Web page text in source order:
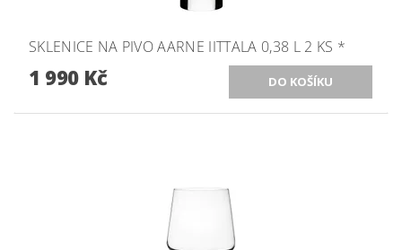
SKLENICE NA PIVO AARNE IITTALA 0,38 L 2 KS *
1 990 Kč